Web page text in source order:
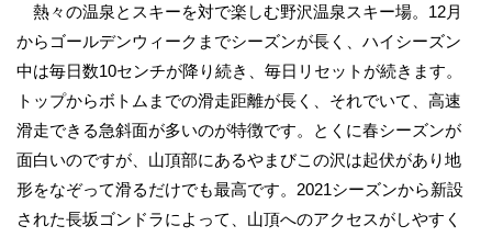
熱々の温泉とスキーを対で楽しむ野沢温泉スキー場。12月
からゴールデンウィークまでシーズンが長く、ハイシーズン
中は毎日数10センチが降り続き、毎日リセットが続きます。
トップからボトムまでの滑走距離が長く、それでいて、高速
滑走できる急斜面が多いのが特徴です。とくに春シーズンが
面白いのですが、山頂部にあるやまびこの沢は起伏があり地
形をなぞって滑るだけでも最高です。2021シーズンから新設
された長坂ゴンドラによって、山頂へのアクセスがしやすく